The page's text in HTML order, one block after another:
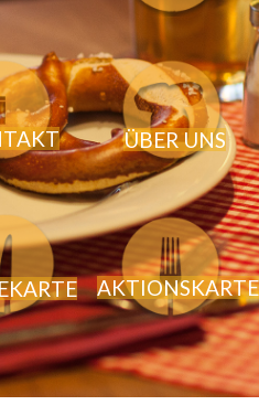
ÜBER UNS
AKTIONSKARTE